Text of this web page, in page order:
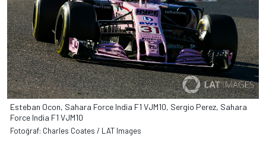
Esteban Ocon, Sahara Force India F1 VJM10, Sergio Perez, Sahara
Force India F1 VJM10
Fotoğraf: Charles Coates / LAT Images